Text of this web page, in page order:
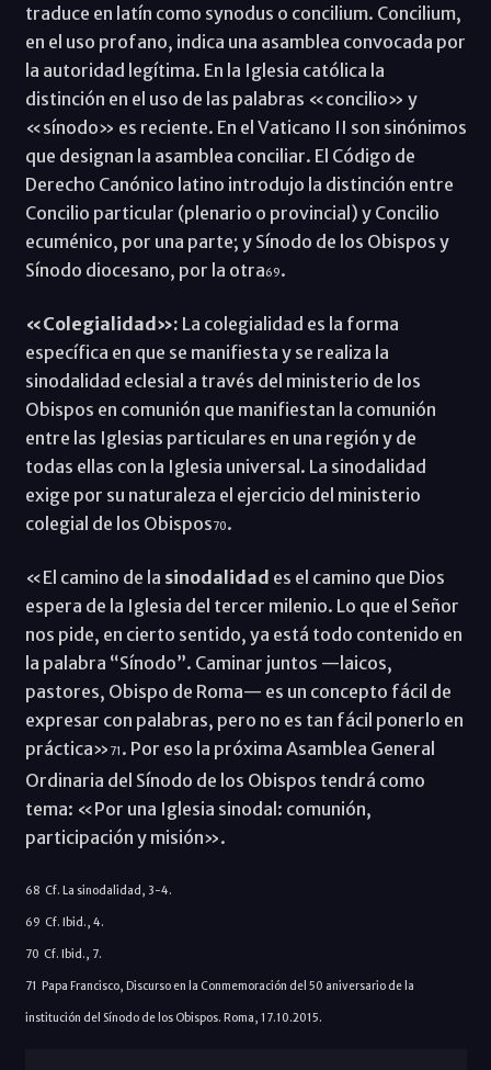
traduce en latín como synodus o concilium. Concilium,
en el uso profano, indica una asamblea convocada por
la autoridad legítima. En la Iglesia católica la
distinción en el uso de las palabras «concilio» y
«sínodo» es reciente. En el Vaticano II son sinónimos
que designan la asamblea conciliar. El Código de
Derecho Canónico latino introdujo la distinción entre
Concilio particular (plenario o provincial) y Concilio
ecuménico, por una parte; y Sínodo de los Obispos y
Sínodo diocesano, por la otra69.
«Colegialidad»: La colegialidad es la forma
específica en que se manifiesta y se realiza la
sinodalidad eclesial a través del ministerio de los
Obispos en comunión que manifiestan la comunión
entre las Iglesias particulares en una región y de
todas ellas con la Iglesia universal. La sinodalidad
exige por su naturaleza el ejercicio del ministerio
colegial de los Obispos70.
«El camino de la sinodalidad es el camino que Dios
espera de la Iglesia del tercer milenio. Lo que el Señor
nos pide, en cierto sentido, ya está todo contenido en
la palabra “Sínodo”. Caminar juntos —laicos,
pastores, Obispo de Roma— es un concepto fácil de
expresar con palabras, pero no es tan fácil ponerlo en
práctica» 71 . Por eso la próxima Asamblea General
Ordinaria del Sínodo de los Obispos tendrá como
tema: «Por una Iglesia sinodal: comunión,
participación y misión».
68 Cf. La sinodalidad, 3-4.
69 Cf. Ibid., 4.
70 Cf. Ibid., 7.
71 Papa Francisco, Discurso en la Conmemoración del 50 aniversario de la
institución del Sínodo de los Obispos. Roma, 17.10.2015.